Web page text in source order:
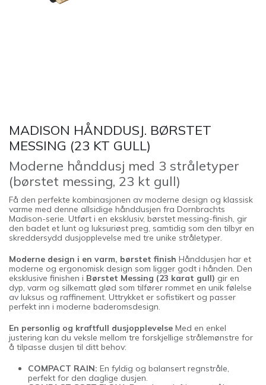
MADISON HÅNDDUSJ. BØRSTET
MESSING (23 KT GULL)
Moderne hånddusj med 3 stråletyper
(børstet messing, 23 kt gull)
Få den perfekte kombinasjonen av moderne design og klassisk
varme med denne allsidige hånddusjen fra Dornbrachts
Madison-serie. Utført i en eksklusiv, børstet messing-finish, gir
den badet et lunt og luksuriøst preg, samtidig som den tilbyr en
skreddersydd dusjopplevelse med tre unike stråletyper.
Moderne design i en varm, børstet finish Hånddusjen har et
moderne og ergonomisk design som ligger godt i hånden. Den
eksklusive finishen i Børstet Messing (23 karat gull) gir en
dyp, varm og silkematt glød som tilfører rommet en unik følelse
av luksus og raffinement. Uttrykket er sofistikert og passer
perfekt inn i moderne baderomsdesign.
En personlig og kraftfull dusjopplevelse Med en enkel
justering kan du veksle mellom tre forskjellige strålemønstre for
å tilpasse dusjen til ditt behov:
COMPACT RAIN: En fyldig og balansert regnstråle,
perfekt for den daglige dusjen.